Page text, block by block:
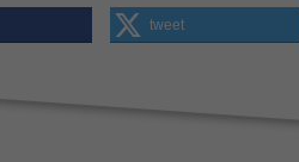
tweet